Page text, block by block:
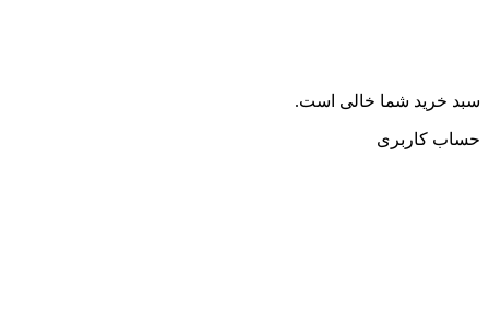
سبد خرید شما خالی است.
حساب کاربری